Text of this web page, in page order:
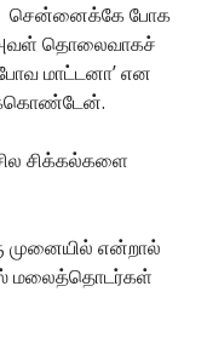
சென்னைக்கே போக
அவள் தொலைவாகச்
மாட்டனா’ என
சிக்கல்களை
முனையில் என்றால்
மலைத்தொடர்கள்